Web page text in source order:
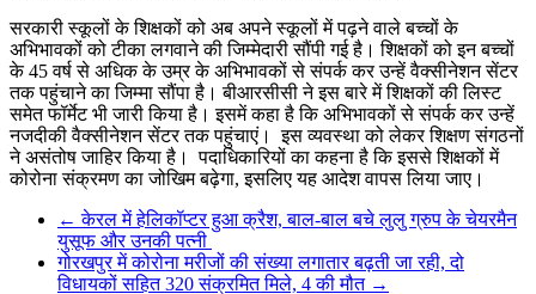
सरकारी स्कूलों के शिक्षकों को अब अपने स्कूलों में पढ़ने वाले बच्चों के
अभिभावकों को टीका लगवाने की जिम्मेदारी सौंपी गई है। शिक्षकों को इन बच्चों
के 45 वर्ष से अधिक के उम्र के अभिभावकों से संपर्क कर उन्हें वैक्सीनेशन सेंटर
तक पहुंचाने का जिम्मा सौंपा है। बीआरसीसी ने इस बारे में शिक्षकों की लिस्ट
समेत फॉर्मेट भी जारी किया है। इसमें कहा है कि अभिभावकों से संपर्क कर उन्हें
नजदीकी वैक्सीनेशन सेंटर तक पहुंचाएं। इस व्यवस्था को लेकर शिक्षण संगठनों
ने असंतोष जाहिर किया है। पदाधिकारियों का कहना है कि इससे शिक्षकों में
कोरोना संक्रमण का जोखिम बढ़ेगा, इसलिए यह आदेश वापस लिया जाए।
← केरल में हेलिकॉप्टर हुआ क्रैश, बाल-बाल बचे लुलु ग्रुप के चेयरमैन
युसूफ और उनकी पत्नी
गोरखपुर में कोरोना मरीजों की संख्या लगातार बढ़ती जा रही, दो
विधायकों सहित 320 संक्रमित मिले, 4 की मौत →